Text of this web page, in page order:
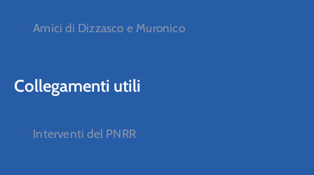
Amici di Dizzasco e Muronico
Collegamenti utili
Interventi del PNRR